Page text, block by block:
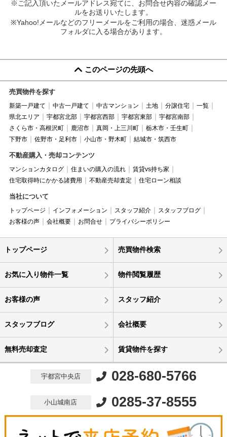
※ご記入頂いたメールアドレス宛てに、お問合せ内容の確認メー
ルをお送りいたします。
※Yahoo!メールなどのフリーメールをご利用の場合、迷惑メール
フォルダに入る場合があります。
このページの先頭へ
売買物件を探す
新築一戸建て 中古一戸建て 中古マンション 土地 分譲住宅
一覧
県北エリア
宇都宮北部 宇都宮西部 宇都宮東部
宇都宮南部
さくら市・高根沢町
鹿沼市 真岡・上三川町
栃木市・壬生町
下野市
佐野市・足利市 小山市・野木町 結城市・筑西市
不動産購入・売却コンテンツ
マンションカタログ 住まいの購入の流れ
賃貸vs持ち家
住宅取得時にかかる諸費用
不動産売却査定 住宅ローン相談
当社について
トップページ インフォメーション スタッフ紹介
スタッフブログ
お客様の声
会社概要 お問合せ プライバシーポリシー
トップページ 売買物件検索
お気に入り物件一覧 物件閲覧履歴
お客様の声 スタッフ紹介
スタッフブログ 会社概要
無料売却査定 賃貸物件を探す
宇都宮中央店 028-680-5766
小山城南店 0285-37-8555